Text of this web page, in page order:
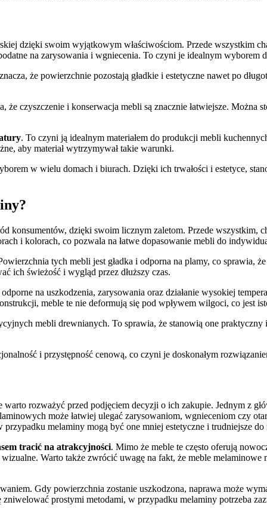
dzięki swoim wyjątkowym właściwościom. Przede wszystkim
na zarysowania i wgniecenia. To czyni je idealnym
że powierzchnie pozostają gładkie i estetyczne nawet po
że czyszczenie i konserwacja mebli są znacznie łatwiejsze.
. To czyni ją idealnym materiałem do produkcji mebli
aby materiał wytrzymywał takie warunki.
w wielu domach i biurach. Dzięki ich trwałości i estetyce,
konsumentów, dzięki swoim licznym zaletom. Przede wszystkim,
i kolorach, co pozwala na łatwe dopasowanie mebli do
tych mebli jest gładka i odporna na plamy, co sprawia,
ich świeżość i wygląd przez dłuższy czas.
na uszkodzenia, zarysowania oraz działanie wysokiej
meble te nie deformują się pod wpływem wilgoci, co jest
mebli drewnianych. To sprawia, że stanowią one
i przystępność cenową, co czyni je doskonałym
rozważyć przed podjęciem decyzji o ich zakupie. Jednym z
może łatwiej ulegać zarysowaniom, wgnieceniom czy
melaminy mogą być one mniej estetyczne i trudniejsze do
tracić na atrakcyjności. Mimo że meble te często oferują
Warto także zwrócić uwagę na fakt, że meble
Gdy powierzchnia zostanie uszkodzona, naprawa może
prostymi metodami, w przypadku melaminy potrzeba